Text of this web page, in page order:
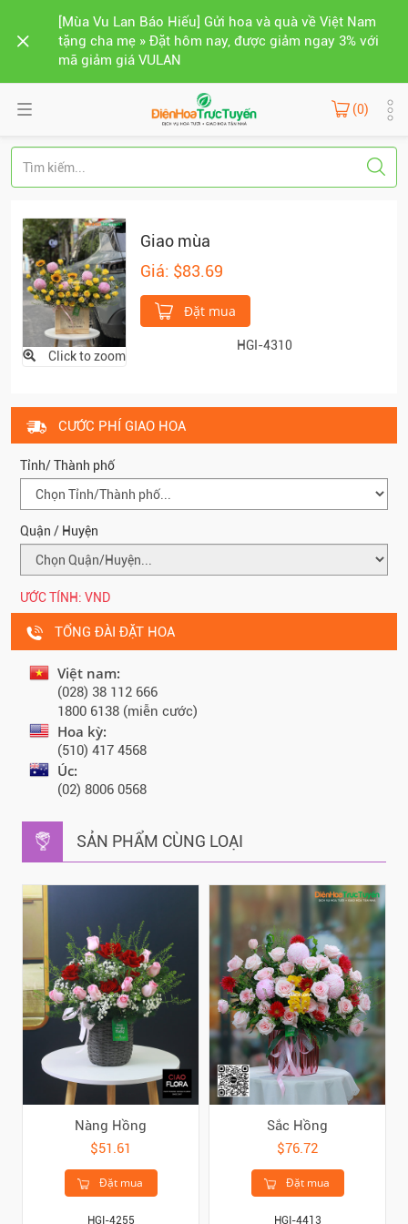
[Mùa Vu Lan Báo Hiếu] Gửi hoa và quà về Việt Nam
tặng cha mẹ » Đặt hôm nay, được giảm ngay 3% với
mã giảm giá VULAN
(0)
Click to zoom
Giao mùa
Giá: $83.69
Đặt mua
HGI-4310
CƯỚC PHÍ GIAO HOA
Tỉnh/ Thành phố
Quận / Huyện
ƯỚC TÍNH: VND
TỔNG ĐÀI ĐẶT HOA
Việt nam:
(028) 38 112 666
1800 6138 (miễn cước)
Hoa kỳ:
(510) 417 4568
Úc:
(02) 8006 0568
SẢN PHẨM CÙNG LOẠI
Nàng Hồng
$51.61
Đặt mua
HGI-4255
Sắc Hồng
$76.72
Đặt mua
HGI-4413